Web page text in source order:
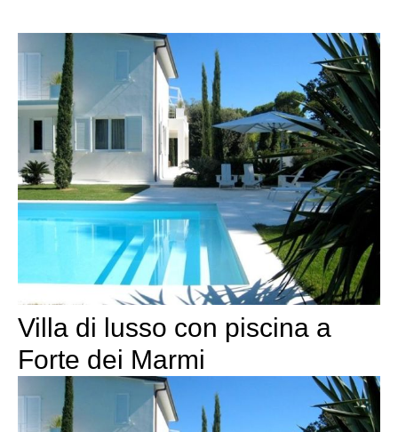
Villa di lusso con piscina a
Forte dei Marmi